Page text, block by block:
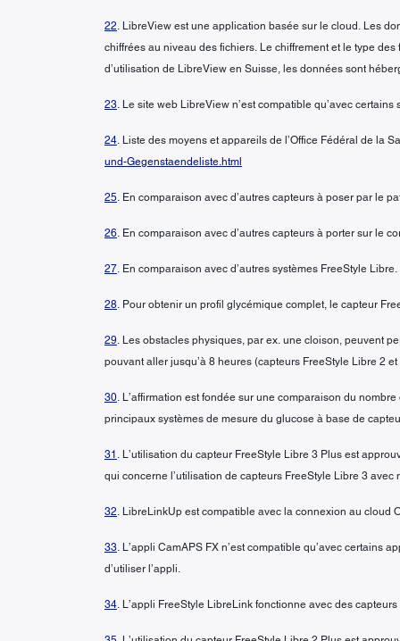
22. LibreView est une application basée sur le cloud. Les
chiffrées au niveau des fichiers. Le chiffrement et le type
d’utilisation de LibreView en Suisse, les données sont
23. Le site web LibreView n’est compatible qu’avec
24. Liste des moyens et appareils de l’Office Fédéral de la
und-Gegenstaendeliste.html
25. En comparaison avec d’autres capteurs à poser par le
26. En comparaison avec d’autres capteurs à porter sur le
27. En comparaison avec d’autres systèmes FreeStyle
28. Pour obtenir un profil glycémique complet, le capteur
29. Les obstacles physiques, par ex. une cloison, peuvent
pouvant aller jusqu’à 8 heures (capteurs FreeStyle Libre 2
30. L’affirmation est fondée sur une comparaison du
principaux systèmes de mesure du glucose à base de
31 . L’utilisation du capteur FreeStyle Libre 3 Plus est
qui concerne l’utilisation de capteurs FreeStyle Libre 3
32. LibreLinkUp est compatible avec la connexion au cloud
33. L’appli CamAPS FX n’est compatible qu’avec certains
d’utiliser l’appli.
34. L’appli FreeStyle LibreLink fonctionne avec des